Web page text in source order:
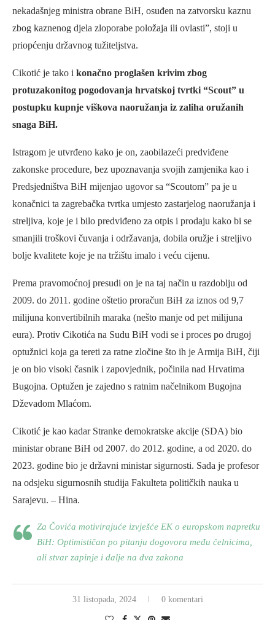
nekadašnjeg ministra obrane BiH, osuđen na zatvorsku kaznu
zbog kaznenog djela zloporabe položaja ili ovlasti”, stoji u
priopćenju državnog tužiteljstva.
Cikotić je tako i konačno proglašen krivim zbog
protuzakonitog pogodovanja hrvatskoj tvrtki “Scout” u
postupku kupnje viškova naoružanja iz zaliha oružanih
snaga BiH.
Istragom je utvrđeno kako je on, zaobilazeći predviđene
zakonske procedure, bez upoznavanja svojih zamjenika kao i
Predsjedništva BiH mijenjao ugovor sa “Scoutom” pa je u
konačnici ta zagrebačka tvrtka umjesto zastarjelog naoružanja i
streljiva, koje je i bilo predviđeno za otpis i prodaju kako bi se
smanjili troškovi čuvanja i održavanja, dobila oružje i streljivo
bolje kvalitete koje je na tržištu imalo i veću cijenu.
Prema pravomoćnoj presudi on je na taj način u razdoblju od
2009. do 2011. godine oštetio proračun BiH za iznos od 9,7
milijuna konvertibilnih maraka (nešto manje od pet milijuna
eura). Protiv Cikotića na Sudu BiH vodi se i proces po drugoj
optužnici koja ga tereti za ratne zločine što ih je Armija BiH, čiji
je on bio visoki časnik i zapovjednik, počinila nad Hrvatima
Bugojna. Optužen je zajedno s ratnim načelnikom Bugojna
Dževadom Mlaćom.
Cikotić je kao kadar Stranke demokratske akcije (SDA) bio
ministar obrane BiH od 2007. do 2012. godine, a od 2020. do
2023. godine bio je državni ministar sigurnosti. Sada je profesor
na odsjeku sigurnosnih studija Fakulteta političkih nauka u
Sarajevu. – Hina.
Za Čovića motivirajuće izvješće EK o europskom napretku
BiH: Optimističan po pitanju dogovora među čelnicima,
ali stvar zapinje i dalje na dva zakona
31 listopada, 2024 0 komentari